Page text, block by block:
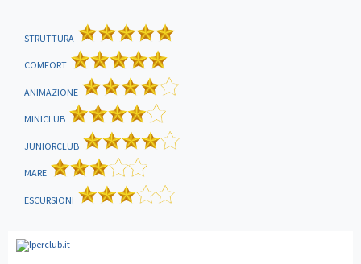
STRUTTURA
COMFORT
ANIMAZIONE
MINICLUB
JUNIORCLUB
MARE
ESCURSIONI